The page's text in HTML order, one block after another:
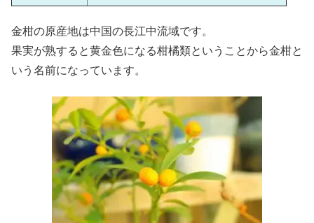
金柑の原産地は中国の長江中流域です。
果実が熟すると黄金色になる柑橘類ということから金柑と
いう名前になっています。